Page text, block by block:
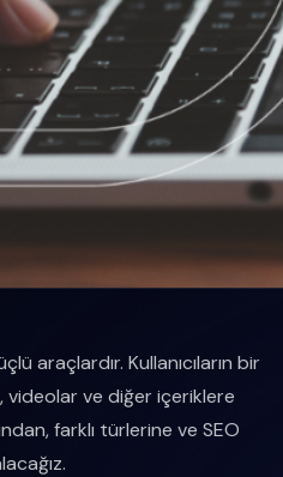
araçlardır. Kullanıcıların bir
videolar ve diğer içeriklere
farklı türlerine ve SEO